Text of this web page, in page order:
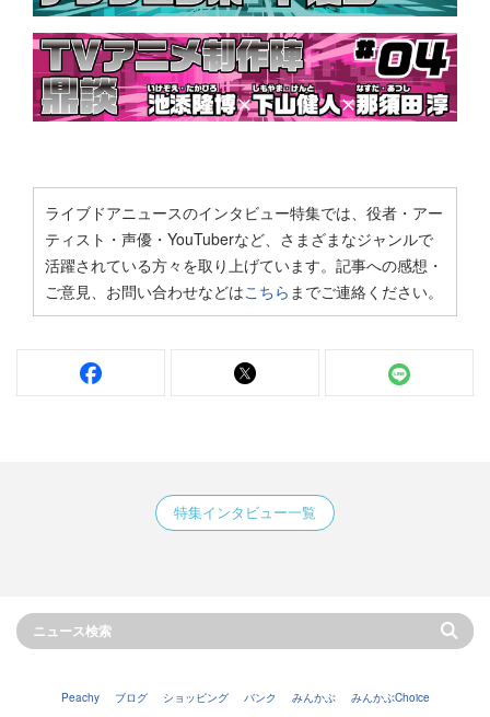
ライブドアニュースのインタビュー特集では、役者・アー
ティスト・声優・YouTuberなど、さまざまなジャンルで
活躍されている方々を取り上げています。記事への感想・
ご意見、お問い合わせなどはこちら までご連絡ください。
特集インタビュー一覧
Peachy ブログ ショッピング バンク みんかぶ みんかぶChoice